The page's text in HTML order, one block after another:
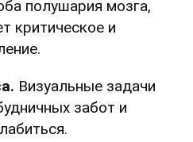
полушария мозга,
критическое и
Визуальные задачи
забот и